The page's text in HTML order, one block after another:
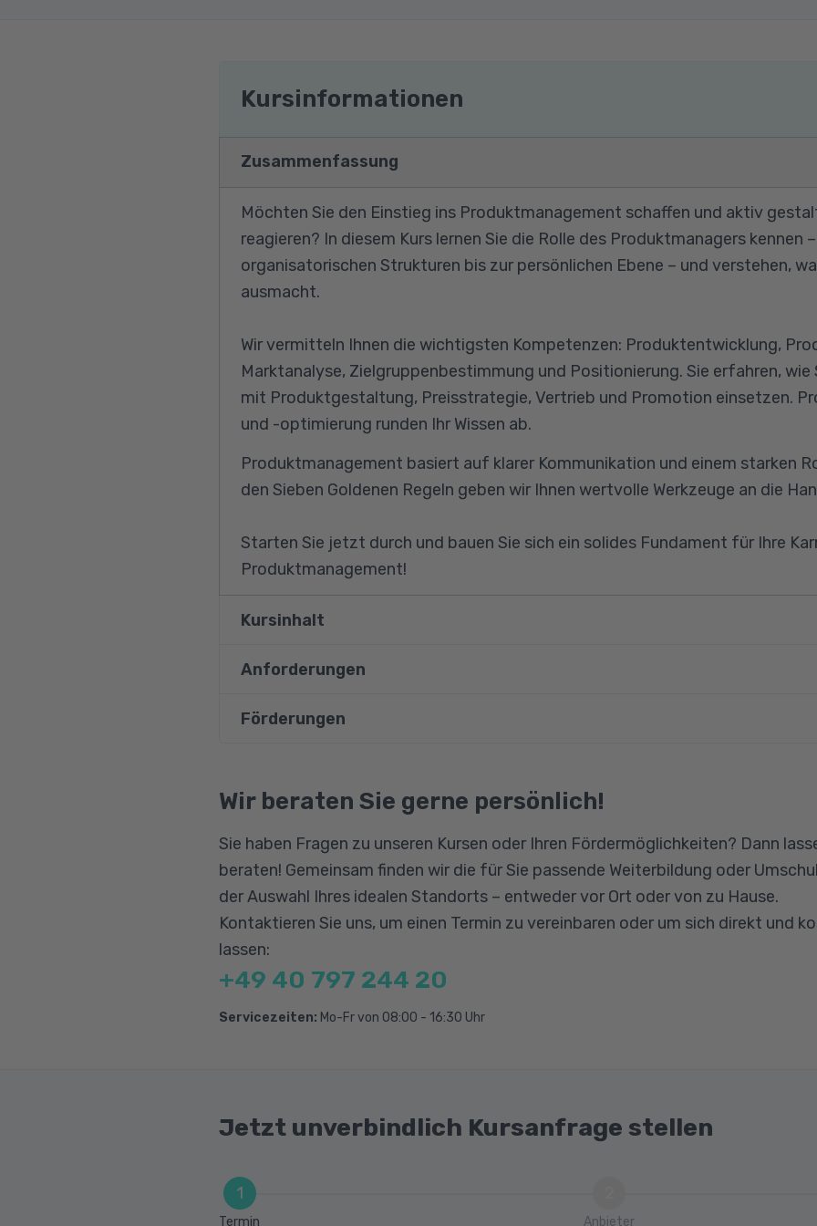
Kursinformationen
Zusammenfassung
Möchten Sie den Einstieg ins Produktmanagement schaffen und aktiv
reagieren? In diesem Kurs lernen Sie die Rolle des Produktmanagers kennen
organisatorischen Strukturen bis zur persönlichen Ebene – und verstehen,
ausmacht.
Wir vermitteln Ihnen die wichtigsten Kompetenzen: Produktentwicklung,
Marktanalyse, Zielgruppenbestimmung und Positionierung. Sie erfahren,
mit Produktgestaltung, Preisstrategie, Vertrieb und Promotion einsetzen.
und -optimierung runden Ihr Wissen ab.
Produktmanagement basiert auf klarer Kommunikation und einem starken
den Sieben Goldenen Regeln geben wir Ihnen wertvolle Werkzeuge an die
Starten Sie jetzt durch und bauen Sie sich ein solides Fundament für Ihre
Produktmanagement!
Kursinhalt
Einstieg ins Produktmanagement und Rollenverständnis
Agieren statt Reagieren
Einführung von Produktmanagement
Produkt: Eigenschaften, Taxonomien, Philosophien
Aspekte des Produktmanagements und erforderliches Skills
Produktentwicklung
Produktlebenszyklus und Markteinführung
Marktanalyse, Zielgruppen und Positionierung
Produktoptimierung
Erfolgsfaktoren und Kommunikation im Produktmanagement
Anforderungen
Vorausgesetzt werden gute Deutschkenntnisse (C1), grundlegende
Förderungen
Qualifizierungschancengesetz
Wir beraten Sie gerne persönlich!
Sie haben Fragen zu unseren Kursen oder Ihren Fördermöglichkeiten? Dann
beraten! Gemeinsam finden wir die für Sie passende Weiterbildung oder
der Auswahl Ihres idealen Standorts – entweder vor Ort oder von zu Hause.
Kontaktieren Sie uns, um einen Termin zu vereinbaren oder um sich direkt und
lassen:
+49 40 797 244 20
Servicezeiten: Mo-Fr von 08:00 - 16:30 Uhr
Jetzt unverbindlich Kursanfrage stellen
1
Termin Anbieter